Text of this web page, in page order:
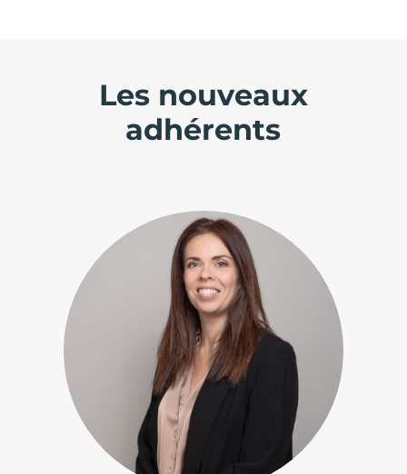
Les nouveaux
adhérents